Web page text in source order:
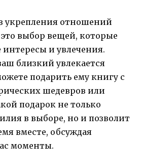
укрепления отношений
выбор вещей, которые
и увлечения.
близкий увлекается
подарить ему книгу с
шедевров или
подарок не только
в выборе, но и позволит
вместе, обсуждая
моменты.